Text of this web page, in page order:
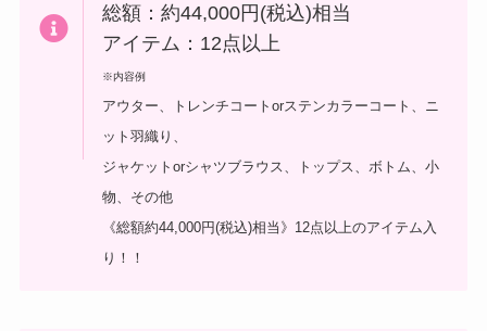
総額：約44,000円(税込)相当
アイテム：12点以上
※内容例
アウター、トレンチコートorステンカラーコート、ニ
ット羽織り、
ジャケットorシャツブラウス、トップス、ボトム、小
物、その他
《総額約44,000円(税込)相当》12点以上のアイテム入
り！！